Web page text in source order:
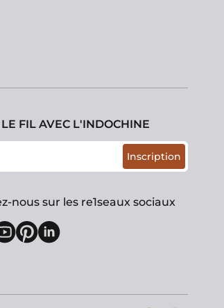
FIL AVEC L'INDOCHINE
Inscription
nous sur les re1seaux sociaux